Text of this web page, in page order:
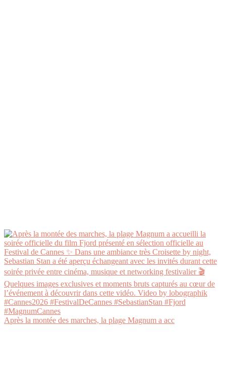
Après la montée des marches, la plage Magnum a acc